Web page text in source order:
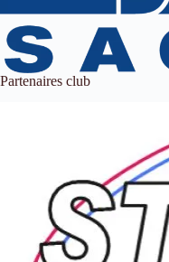
Partenaires club